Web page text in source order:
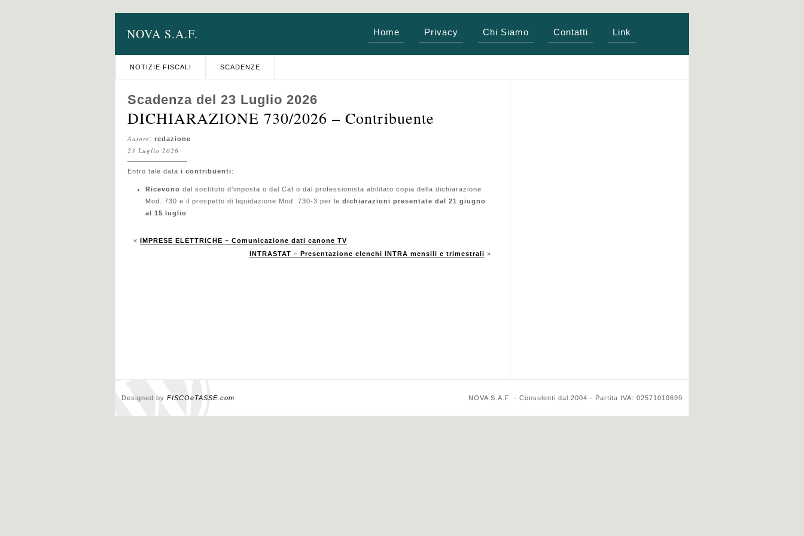
NOVA S.A.F. Home Privacy Chi Siamo Contatti Link
NOTIZIE FISCALI SCADENZE
Scadenza del 23 Luglio 2026
DICHIARAZIONE 730/2026 – Contribuente
Autore: redazione
23 Luglio 2026
Entro tale data i contribuenti:
Ricevono dal sostituto d’imposta o dal Caf o dal professionista abilitato copia della dichiarazione
Mod. 730 e il prospetto di liquidazione Mod. 730-3 per le dichiarazioni presentate dal 21 giugno
al 15 luglio
« IMPRESE ELETTRICHE – Comunicazione dati canone TV
INTRASTAT – Presentazione elenchi INTRA mensili e trimestrali »
Designed by FISCOeTASSE.com NOVA S.A.F. - Consulenti dal 2004 - Partita IVA: 02571010699